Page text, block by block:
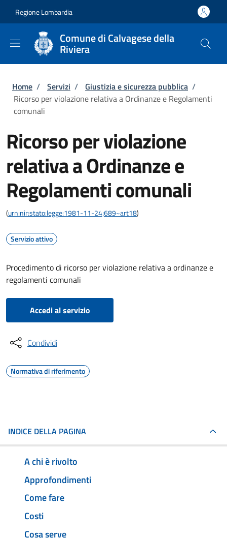
Regione Lombardia
Comune di Calvagese della
Riviera
Briciole di pane
Home / Servizi / Giustizia e sicurezza pubblica /
Ricorso per violazione relativa a Ordinanze e Regolamenti
comunali
Ricorso per violazione
relativa a Ordinanze e
Regolamenti comunali
(urn:nir:stato:legge:1981-11-24;689~art18)
Servizio attivo
Procedimento di ricorso per violazione relativa a ordinanze e
regolamenti comunali
Accedi al servizio
Condividi
Normativa di riferimento
INDICE DELLA PAGINA
A chi è rivolto
Approfondimenti
Come fare
Costi
Cosa serve